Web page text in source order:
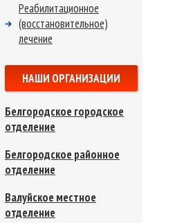
Реабилитационное
(восстановительное)
лечение
НАШИ ОРГАНИЗАЦИИ
Белгородское городское
отделение
Белгородское районное
отделение
Валуйское местное
отделение